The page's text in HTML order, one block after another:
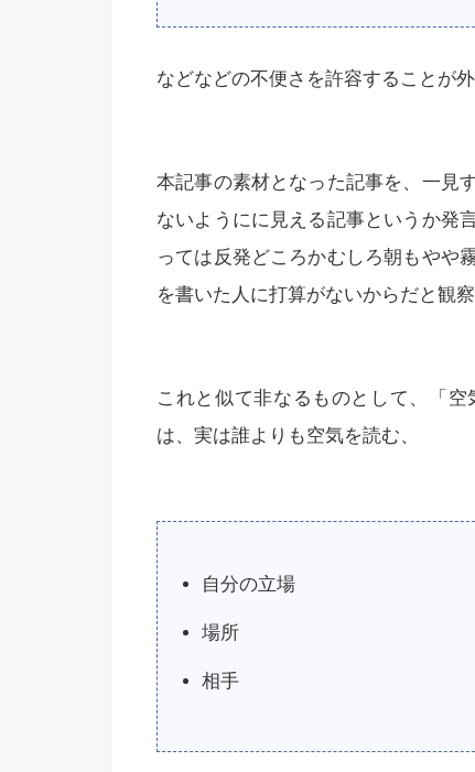
などなどの不便さを許容することが
本記事の素材となった記事を、一見
ないようにに見える記事というか発
っては反発どころかむしろ朝もやや
を書いた人に打算がないからだと観察
これと似て非なるものとして、「
は、実は誰よりも空気を読む、
自分の立場
場所
相手